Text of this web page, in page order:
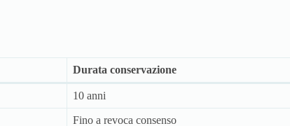
Durata conservazione
10 anni
Fino a revoca consenso